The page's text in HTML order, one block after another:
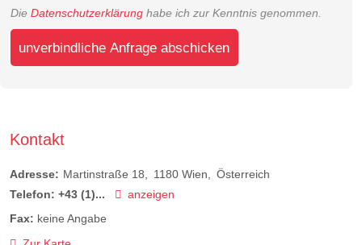
Die Datenschutzerklärung habe ich zur Kenntnis genommen.
unverbindliche Anfrage abschicken
Kontakt
Adresse: Martinstraße 18 1180 Wien
Österreich
Telefon: +43 (1)...
anzeigen
Fax: keine Angabe